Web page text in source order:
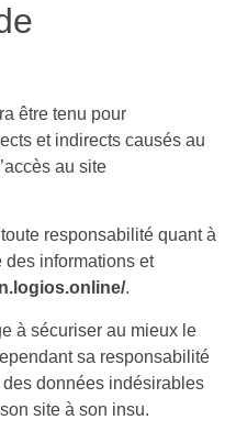
être tenu pour
et indirects causés au
au site
responsabilité quant à
des informations et
.
à sécuriser au mieux le
sa responsabilité
données indésirables
site à son insu.